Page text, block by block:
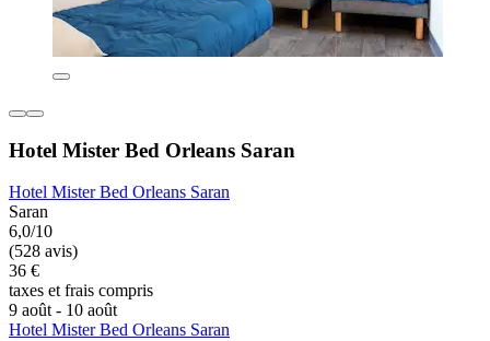
Hotel Mister Bed Orleans Saran
Hotel Mister Bed Orleans Saran
Saran
6,0/10
(528 avis)
36 €
taxes et frais compris
9 août - 10 août
Hotel Mister Bed Orleans Saran